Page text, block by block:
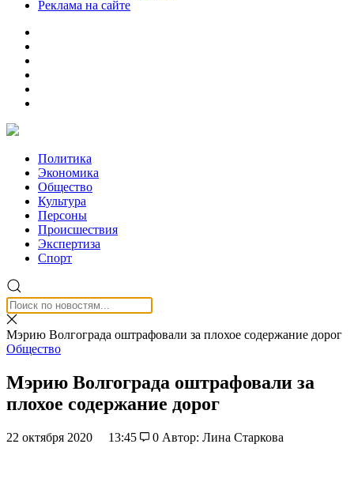
Реклама на сайте
Политика
Экономика
Общество
Культура
Персоны
Происшествия
Экспертиза
Спорт
Мэрию Волгограда оштрафовали за плохое содержание дорог
Общество
Мэрию Волгограда оштрафовали за
плохое содержание дорог
22 октября 2020 13:45 0 Автор: Лина Старкова